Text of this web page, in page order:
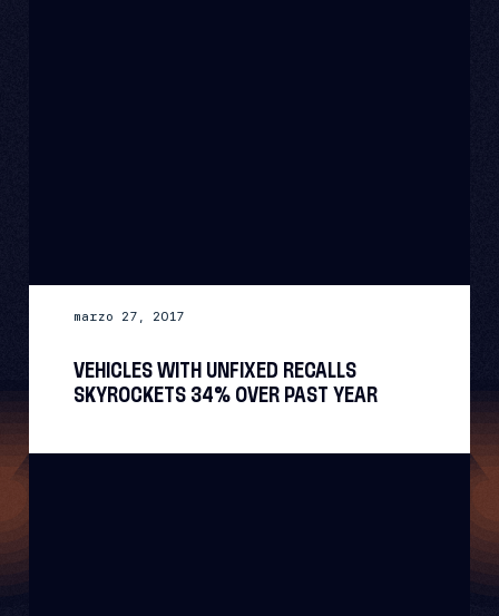
marzo 27, 2017
VEHICLES WITH UNFIXED RECALLS
SKYROCKETS 34% OVER PAST YEAR